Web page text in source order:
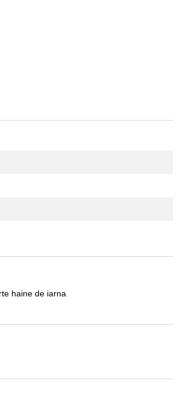
haine de iarna